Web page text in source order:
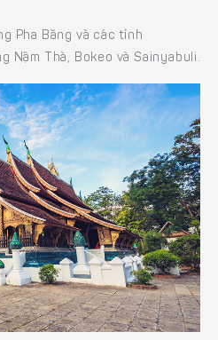
Pha Băng và các tỉnh
Nậm Thà, Bokeo và Sainyabuli.